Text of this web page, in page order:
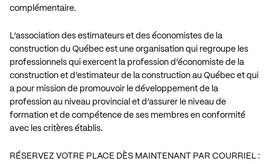
complémentaire.
L’association des estimateurs et des économistes de la
construction du Québec est une organisation qui regroupe les
professionnels qui exercent la profession d’économiste de la
construction et d’estimateur de la construction au Québec et qui
a pour mission de promouvoir le développement de la
profession au niveau provincial et d’assurer le niveau de
formation et de compétence de ses membres en conformité
avec les critères établis.
RÉSERVEZ VOTRE PLACE DÈS MAINTENANT PAR COURRIEL :